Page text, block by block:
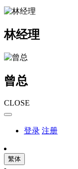
林经理
曾总
CLOSE
登录 注册
繁体